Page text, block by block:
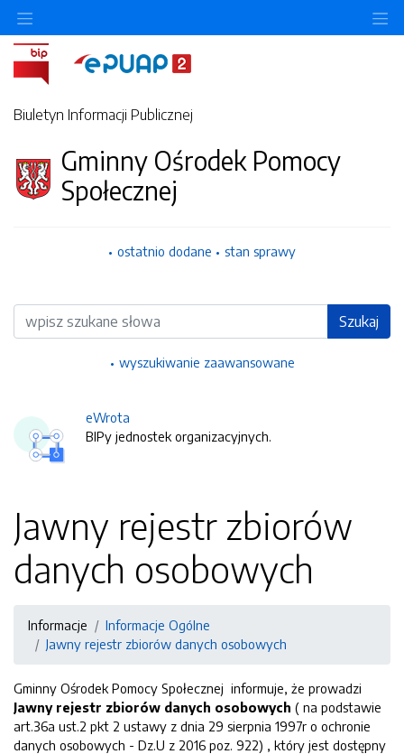
Biuletyn Informacji Publicznej
Gminny Ośrodek Pomocy
Społecznej
ostatnio dodane stan sprawy
Wyszukiwarka Szukaj
wyszukiwanie zaawansowane
eWrota
BIPy jednostek organizacyjnych.
Jawny rejestr zbiorów
danych osobowych
Informacje
Informacje Ogólne
Jawny rejestr zbiorów danych osobowych
Gminny Ośrodek Pomocy Społecznej informuje, że prowadzi
Jawny rejestr zbiorów danych osobowych ( na podstawie
art.36a ust.2 pkt 2 ustawy z dnia 29 sierpnia 1997r o ochronie
danych osobowych - Dz.U z 2016 poz. 922) , który jest dostępny